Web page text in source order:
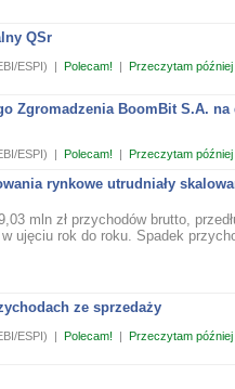
QSr
ESPI) | Polecam! | Przeczytam później
Zgromadzenia BoomBit S.A. na
ESPI) | Polecam! | Przeczytam później
rynkowe utrudniały
mln zł przychodów brutto,
ujęciu rok do roku. Spadek
ze sprzedaży
ESPI) | Polecam! | Przeczytam później